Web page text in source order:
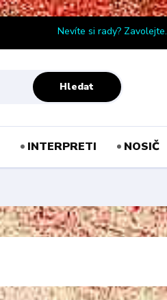
Hledat
Nevíte si rady? Zavolejte.
INTERPRETI NOSIČ